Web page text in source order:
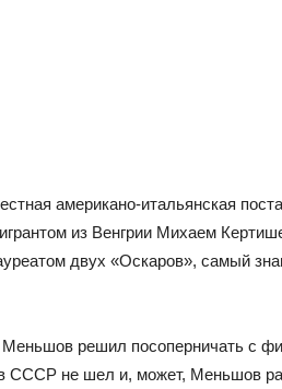
американо-итальянская
из Венгрии Михаем
двух «Оскаров», самый
решил посоперничать с
СССР не шел и, может, Меньшов